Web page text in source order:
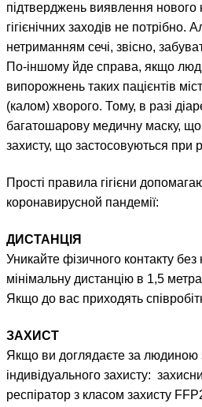
підтверджень виявлення нового
гігієнічних заходів не
нетриманням сечі, звісно,
По-іншому йде справа, якщо
випорожнень таких пацієнтів
(калом) хворого. Тому, в разі
багатошарову медичну маску, що
захисту, що застосовуються при
Прості правила гігієни
коронавирусной пандемії:
ДИСТАНЦІЯ
Уникайте фізичного контакту
мінімальну дистанцію в 1,5
Якщо до вас приходять
ЗАХИСТ
Якщо ви доглядаєте за людиною
індивідуального захисту:
респіратор з класом захисту